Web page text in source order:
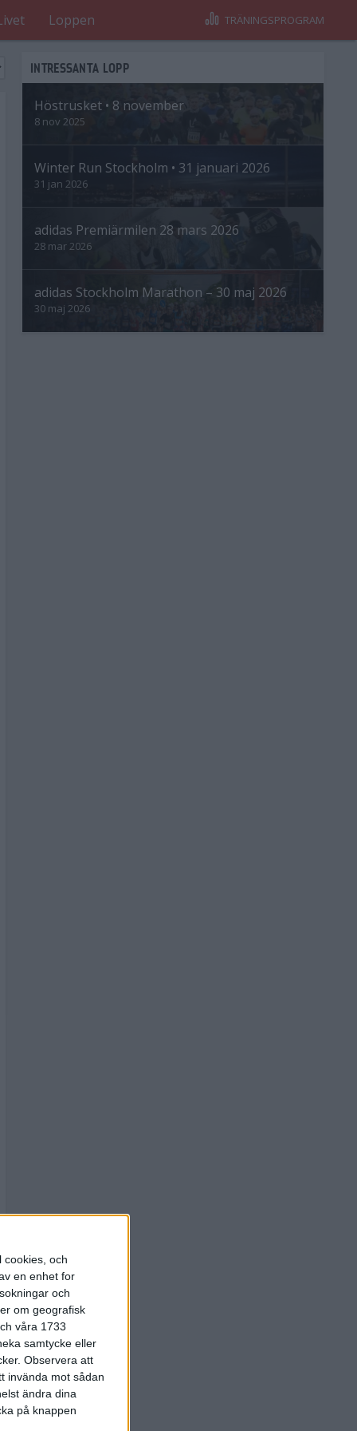
cookies, och
en enhet for
och
om geografisk
våra 1733
samtycke eller
Observera att
invända mot sådan
ändra dina
på knappen
Loppen TRÄNINGSPROGRAM
INTRESSANTA LOPP
Höstrusket • 8 november
8 nov 2025
Winter Run Stockholm • 31 januari 2026
31 jan 2026
adidas Premiärmilen 28 mars 2026
28 mar 2026
adidas Stockholm Marathon – 30 maj 2026
30 maj 2026